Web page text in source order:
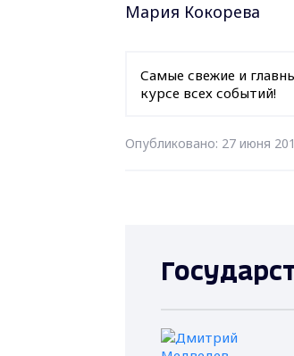
Мария Кокорева
Самые свежие и
курсе всех событий!
Опубликовано: 27 июня